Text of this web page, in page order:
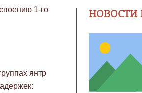
1-го
янтр
НОВОСТИ